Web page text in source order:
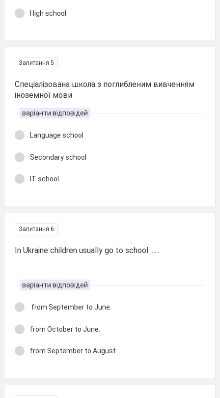
High school
Запитання 5
Спеціалізована школа з поглибленим вивченням
іноземної мови
варіанти відповідей
Language school
Secondary school
IT school
Запитання 6
In Ukraine children usually go to school ......
варіанти відповідей
from September to June.
from October to June.
from September to August